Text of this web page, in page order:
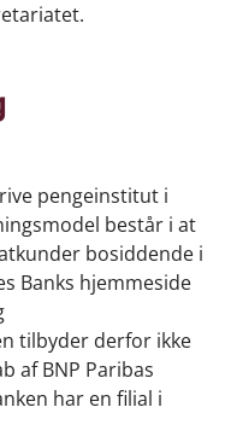
pengeinstitut i
består i at
bosiddende i
Banks hjemmeside
tilbyder derfor ikke
af BNP Paribas
har en filial i